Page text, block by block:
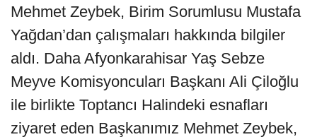
Mehmet Zeybek, Birim Sorumlusu Mustafa
Yağdan’dan çalışmaları hakkında bilgiler
aldı. Daha Afyonkarahisar Yaş Sebze
Meyve Komisyoncuları Başkanı Ali Çiloğlu
ile birlikte Toptancı Halindeki esnafları
ziyaret eden Başkanımız Mehmet Zeybek,